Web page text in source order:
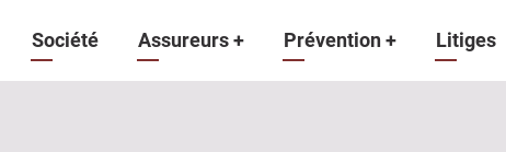
Navigation
Société Assureurs+ Prévention+ Litiges